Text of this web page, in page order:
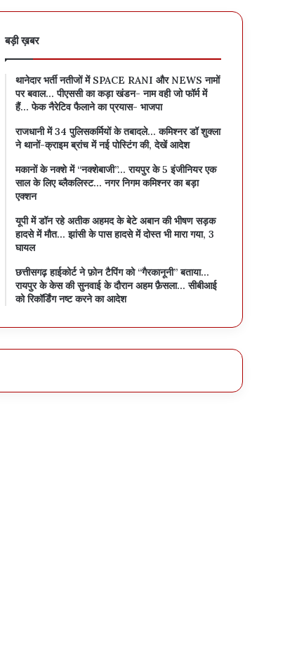
बड़ी ख़बर
थानेदार भर्ती नतीजों में SPACE RANI और NEWS नामों
पर बवाल… पीएससी का कड़ा खंडन- नाम वही जो फॉर्म में
हैं… फेक नैरेटिव फैलाने का प्रयास- भाजपा
राजधानी में 34 पुलिसकर्मियों के तबादले… कमिश्नर डॉ शुक्ला
ने थानों-क्राइम ब्रांच में नई पोस्टिंग की, देखें आदेश
मकानों के नक्शे में “नक्शेबाजी”… रायपुर के 5 इंजीनियर एक
साल के लिए ब्लैकलिस्ट… नगर निगम कमिश्नर का बड़ा
एक्शन
यूपी में डॉन रहे अतीक अहमद के बेटे अबान की भीषण सड़क
हादसे में मौत… झांसी के पास हादसे में दोस्त भी मारा गया, 3
घायल
छत्तीसगढ़ हाईकोर्ट ने फ़ोन टैपिंग को “गैरकानूनी” बताया…
रायपुर के केस की सुनवाई के दौरान अहम फ़ैसला… सीबीआई
को रिकॉर्डिंग नष्ट करने का आदेश